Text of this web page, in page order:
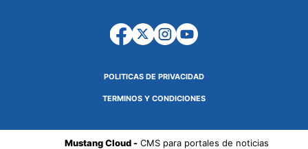
POLITICAS DE PRIVACIDAD
TERMINOS Y CONDICIONES
Mustang Cloud -CMS para portales de noticias